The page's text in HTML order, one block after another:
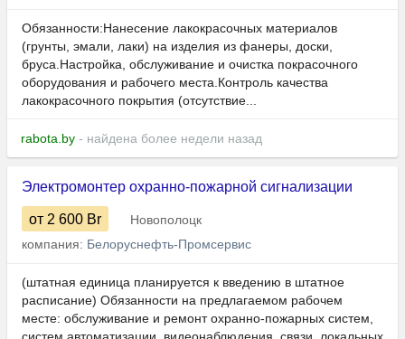
Обязанности:Нанесение лакокрасочных материалов
(грунты, эмали, лаки) на изделия из фанеры, доски,
бруса.Настройка, обслуживание и очистка покрасочного
оборудования и рабочего места.Контроль качества
лакокрасочного покрытия (отсутствие...
rabota.by - найдена более недели назад
Электромонтер охранно-пожарной сигнализации
от 2 600 Br
Новополоцк
компания: Белоруснефть-Промсервис
(штатная единица планируется к введению в штатное
расписание) Обязанности на предлагаемом рабочем
месте: обслуживание и ремонт охранно-пожарных систем,